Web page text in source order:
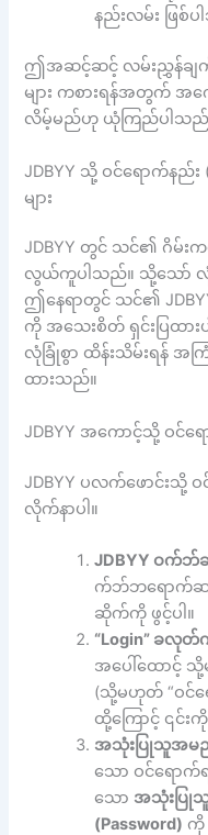
နည်းလမ်း ဖြစ်
ဤအဆင့်ဆင့် လမ်းညွှန်ချ
များ ကစားရန်အတွက် အ
လိမ့်မည်ဟု ယုံကြည်ပါသည်
JDBYY သို့ ဝင်ရောက်နည်း
များ
JDBYY တွင် သင်၏ ဂိမ်း
လွယ်ကူပါသည်။ သို့သော် လုံ
ဤနေရာတွင် သင်၏
ကို အသေးစိတ် ရှင်းပြထ
လုံခြုံစွာ ထိန်းသိမ်းရန် အကြံ
ထားသည်။
JDBYY အကောင့်သို့ ဝင်ရ
JDBYY ပလက်ဖောင်းသို့
လိုက်နာပါ။
JDBYY ဝက်ဘ်
က်ဘ်ဘရောက်ဆ
ဆိုက်ကို ဖွင့်ပါ။
“Login” ခလုတ်
အပေါ်ထောင့်
(သို့မဟုတ် “ဝင်
ထို့ကြောင့် ၎င်းကို
အသုံးပြုသူအမ
သော ဝင်ရော
သော အသုံးပြုသူ
(Password) ကို